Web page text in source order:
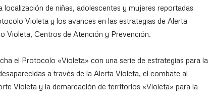
de niñas, adolescentes y mujeres reportadas
Violeta y los avances en las estrategias de Alerta
Violeta, Centros de Atención y Prevención.
el Protocolo «Violeta» con una serie de estrategias para la
a través de la Alerta Violeta, el combate al
Violeta y la demarcación de territorios «Violeta» para la